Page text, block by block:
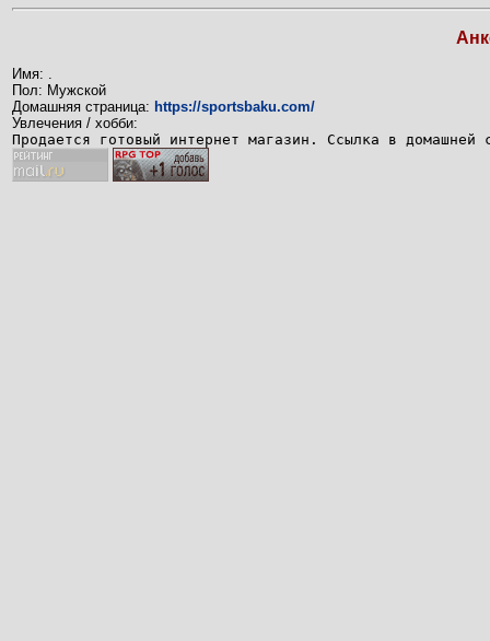
Имя: .
Пол: Мужской
Домашняя страница: https://sportsbaku.com/
Увлечения / хобби:
Продается готовый интернет магазин. Ссылка в домашней